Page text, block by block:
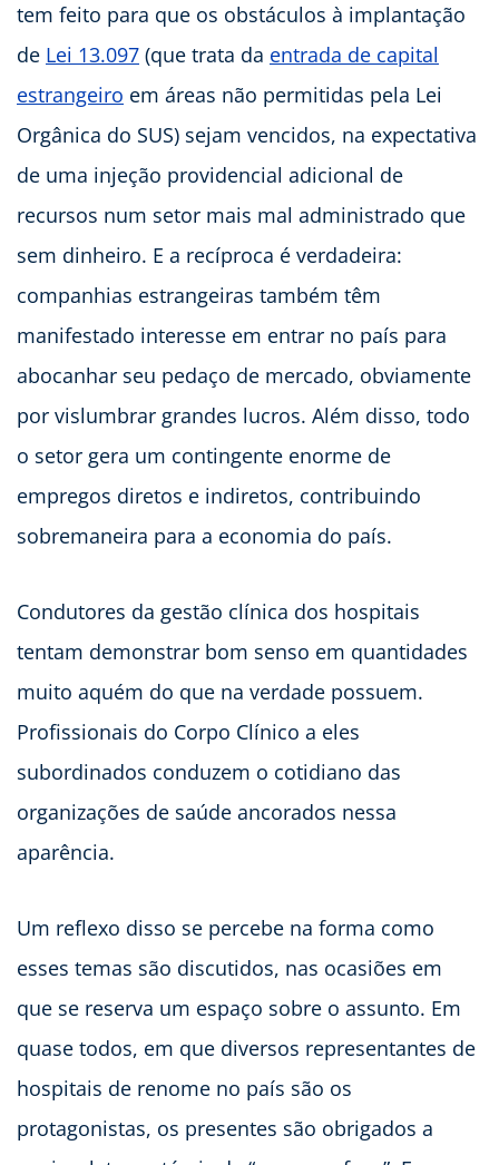
tem feito para que os obstáculos à implantação
de Lei 13.097 (que trata da entrada de capital
estrangeiro em áreas não permitidas pela Lei
Orgânica do SUS) sejam vencidos, na expectativa
de uma injeção providencial adicional de
recursos num setor mais mal administrado que
sem dinheiro. E a recíproca é verdadeira:
companhias estrangeiras também têm
manifestado interesse em entrar no país para
abocanhar seu pedaço de mercado, obviamente
por vislumbrar grandes lucros. Além disso, todo
o setor gera um contingente enorme de
empregos diretos e indiretos, contribuindo
sobremaneira para a economia do país.
Condutores da gestão clínica dos hospitais
tentam demonstrar bom senso em quantidades
muito aquém do que na verdade possuem.
Profissionais do Corpo Clínico a eles
subordinados conduzem o cotidiano das
organizações de saúde ancorados nessa
aparência.
Um reflexo disso se percebe na forma como
esses temas são discutidos, nas ocasiões em
que se reserva um espaço sobre o assunto. Em
quase todos, em que diversos representantes de
hospitais de renome no país são os
protagonistas, os presentes são obrigados a